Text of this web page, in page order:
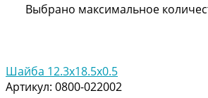
Выбрано максимальное
Шайба 12.3x18.5x0.5
Артикул: 0800-022002